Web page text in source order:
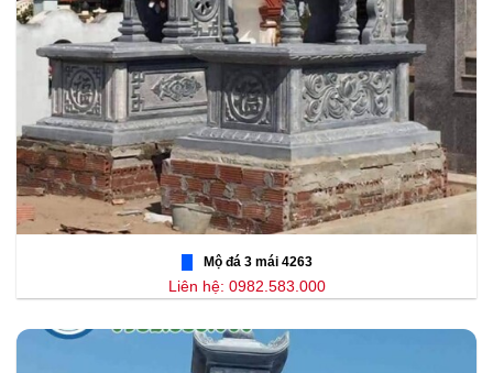
Mộ đá 3 mái 4263
Liên hệ: 0982.583.000